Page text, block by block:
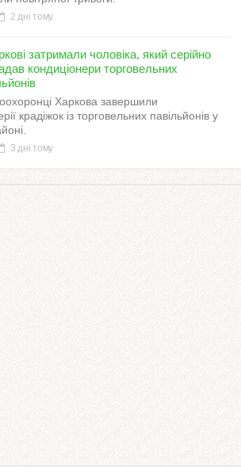
2 дні тому
затримали чоловіка, який серійно
кондиціонери торговельних
Харкова завершили
крадіжок із торговельних павільйонів у
3 дні тому